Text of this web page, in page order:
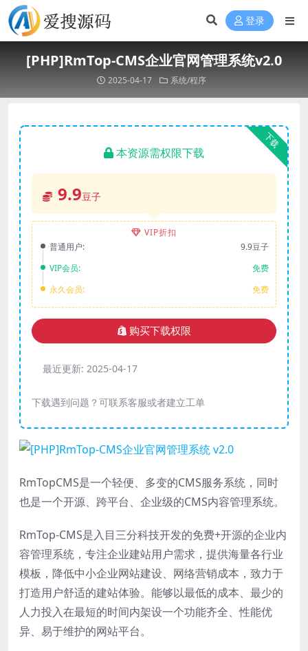
登录
[PHP]RmTop-CMS企业官网管理系统v2.0
2025-04-17 系统/程序
下载
本资源需权限下载
9.9豆子
VIP折扣
普通用户:
9.9豆子
VIP会员:
免费
永久会员:
免费
购买下载权限
最近更新: 2025-04-17
下载遇到问题？可联系客服或者建立工单
RmTopCMS是一个轻便、多变的CMS服务系统，同时
也是一个开源、跨平台、企业级的CMS内容管理系统。
RmTop-CMS是入目三分科技开发的免费+开源的企业内
容管理系统，专注企业建站用户需求，提供海量各行业
模板，降低中小企业网站建设、网络营销成本，致力于
打造用户舒适的建站体验。能够以最低的成本、最少的
人力投入在最短的时间内架设一个功能齐全、性能优
异、易于维护的网站平台。